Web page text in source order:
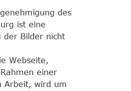
des
ist eine
der Bilder nicht
Webseite,
einer
Arbeit, wird um